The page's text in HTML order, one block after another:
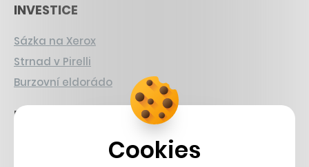
INVESTICE
Sázka na Xerox
Strnad v Pirelli
Burzovní eldorádo
PŘÍBĚHY Z GASTRA
Boční projekt, co se zvrtnulCookies